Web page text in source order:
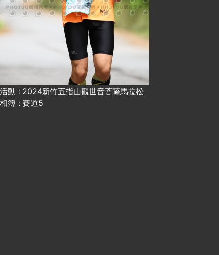
活動 : 2024新竹五指山觀世音菩薩馬拉松
相簿 : 賽道5